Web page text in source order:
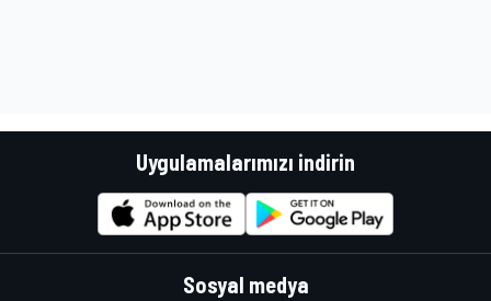
Uygulamalarımızı indirin
Sosyal medya